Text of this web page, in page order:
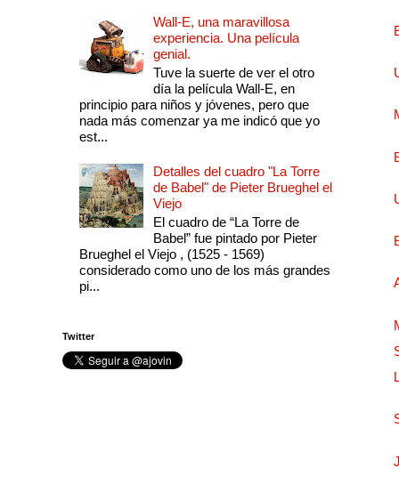
Wall-E, una maravillosa
experiencia. Una película
genial.
Tuve la suerte de ver el otro
día la película Wall-E, en
principio para niños y jóvenes, pero que
nada más comenzar ya me indicó que yo
est...
Detalles del cuadro "La Torre
de Babel" de Pieter Brueghel el
Viejo
El cuadro de “La Torre de
Babel” fue pintado por Pieter
Brueghel el Viejo , (1525 - 1569)
considerado como uno de los más grandes
pi...
Twitter